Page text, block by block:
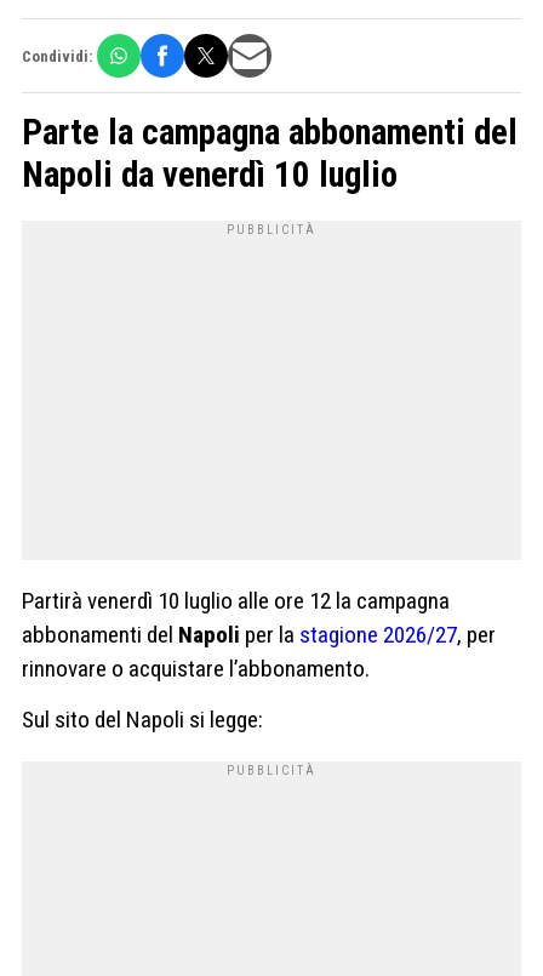
Condividi:
Parte la campagna abbonamenti del
Napoli da venerdì 10 luglio
Partirà venerdì 10 luglio alle ore 12 la campagna
abbonamenti del Napoli per la stagione 2026/27, per
rinnovare o acquistare l’abbonamento.
Sul sito del Napoli si legge: